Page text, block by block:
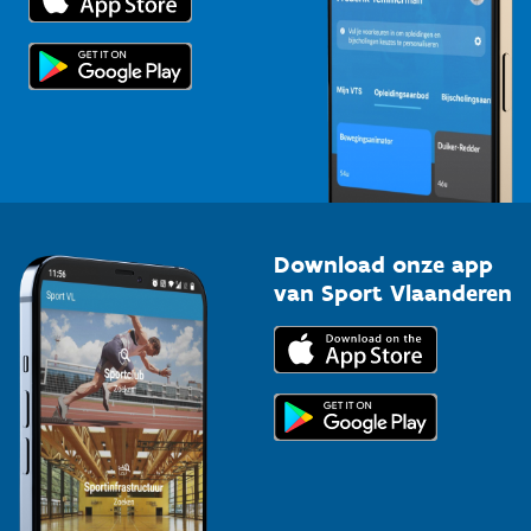
Topsporters
Download onze app
van Sport Vlaanderen